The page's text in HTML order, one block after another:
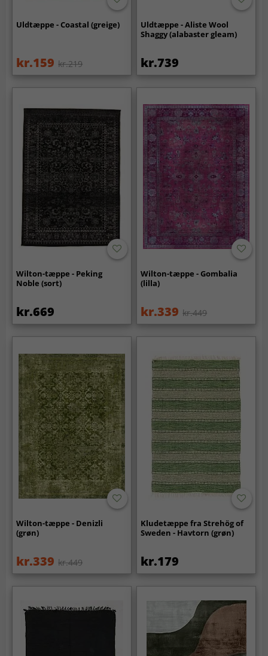
Uldtæppe - Coastal (greige)
kr.159 kr.219
Uldtæppe - Aliste Wool
Shaggy (alabaster gleam)
kr.739
Wilton-tæppe - Peking
Noble (sort)
kr.669
Wilton-tæppe - Gombalia
(lilla)
kr.339 kr.449
Wilton-tæppe - Denizli
(grøn)
kr.339 kr.449
Kludetæppe fra Strehög of
Sweden - Havtorn (grøn)
kr.179